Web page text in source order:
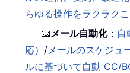
らゆる操作をラクラクこ
📧 メール自動化： 自
応） / メールのスケジュ
ルに基づいて自動 CC/